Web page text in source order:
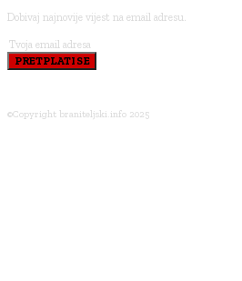
Dobivaj najnovije vijest na email adresu.
PRETPLATI SE
©Copyright braniteljski.info 2025